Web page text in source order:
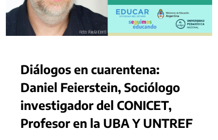
Diálogos en cuarentena:
Daniel Feierstein, Sociólogo
investigador del CONICET,
Profesor en la UBA Y UNTREF